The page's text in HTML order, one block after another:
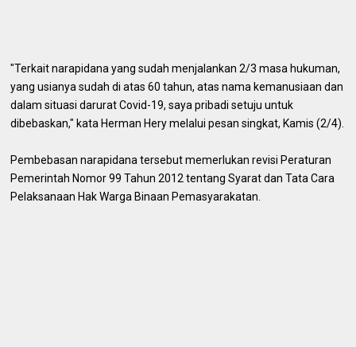
"Terkait narapidana yang sudah menjalankan 2/3 masa hukuman,
yang usianya sudah di atas 60 tahun, atas nama kemanusiaan dan
dalam situasi darurat Covid-19, saya pribadi setuju untuk
dibebaskan," kata Herman Hery melalui pesan singkat, Kamis (2/4).
Pembebasan narapidana tersebut memerlukan revisi Peraturan
Pemerintah Nomor 99 Tahun 2012 tentang Syarat dan Tata Cara
Pelaksanaan Hak Warga Binaan Pemasyarakatan.